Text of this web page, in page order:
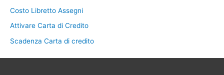
Costo Libretto Assegni
Attivare Carta di Credito
Scadenza Carta di credito